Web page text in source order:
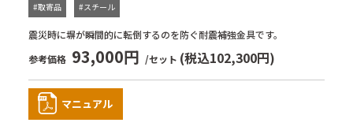
震災時に塀が瞬間的に転倒するのを防ぐ耐震補強金具です。
#取寄品 #スチール
参考価格 93,000円 /セット (税込102,300円)
マニュアル